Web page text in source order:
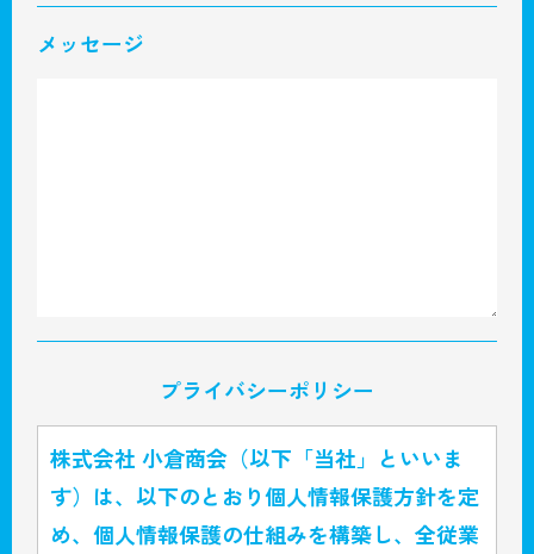
メッセージ
プライバシーポリシー
株式会社 小倉商会（以下「当社」といいま
す）は、以下のとおり個人情報保護方針を定
め、個人情報保護の仕組みを構築し、全従業